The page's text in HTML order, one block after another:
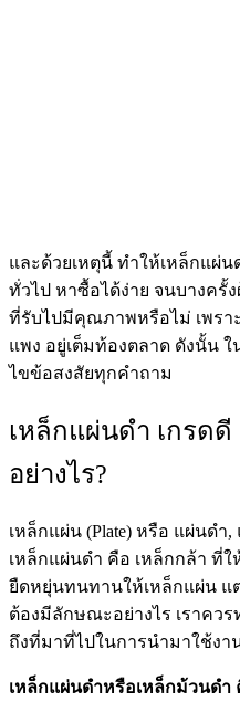
และด้วยเหตุนี้ ทำให้เหล็กแผ่
ทั่วไป หาซื้อได้ง่าย จนบางครั้
ที่รับไปมีคุณภาพหรือไม่ เพรา
แพง อยู่เต็มท้องตลาด ดังนั้น
ไขข้อสงสัยทุกคำถาม
เหล็กแผ่นดำ เกรด
อย่างไร?
เหล็กแผ่น (Plate) หรือ แผ่นดำ
เหล็กแผ่นดำ คือ เหล็กกล้า ที่
ยืดหยุ่นทนทานให้เหล็กแผ่น แ
ต้องมีลักษณะอย่างไร เราคว
ถึงที่มาที่ไปในการนำมาใช้งา
เหล็กแผ่นดำหรือเหล็กม้วนดำ